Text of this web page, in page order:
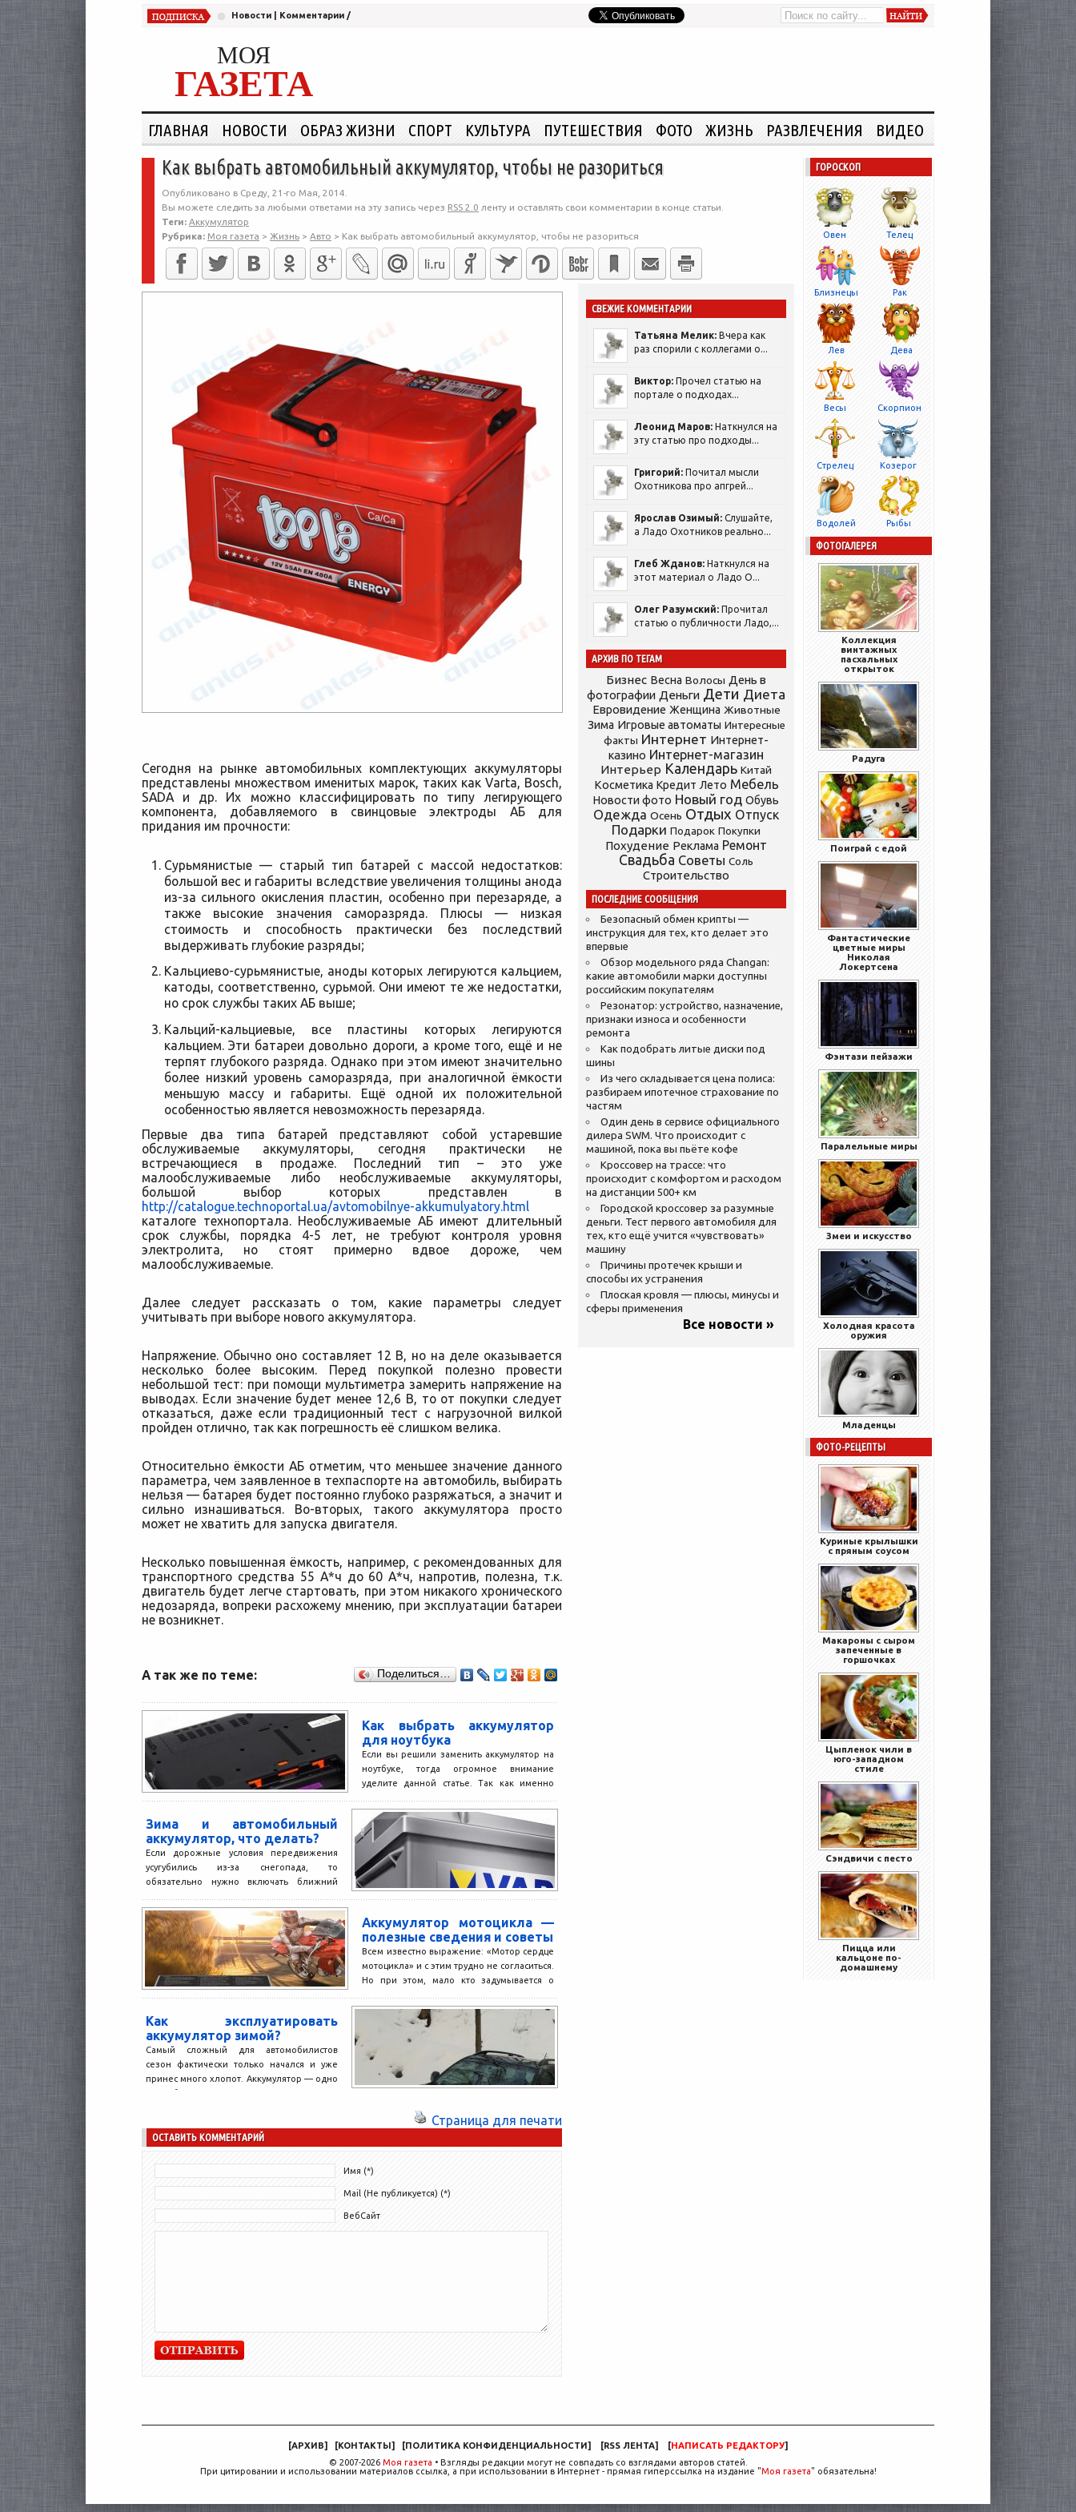
Новости Комментарии /
МОЯ
ГАЗЕТА
ГЛАВНАЯ НОВОСТИ ОБРАЗ ЖИЗНИ СПОРТ КУЛЬТУРА ПУТЕШЕСТВИЯ ФОТО ЖИЗНЬ РАЗВЛЕЧЕНИЯ ВИДЕО
Как выбрать автомобильный аккумулятор, чтобы не разориться
Опубликовано в Среду, 21-го Мая, 2014.
Вы можете следить за любыми ответами на эту запись через RSS 2.0 ленту и оставлять свои комментарии в конце статьи.
Теги: Аккумулятор
Рубрика: Моя газета > Жизнь > Авто > Как выбрать автомобильный аккумулятор, чтобы не разориться
Сегодня на рынке автомобильных комплектующих аккумуляторы
представлены множеством именитых марок, таких как Varta, Bosch,
SADA и др. Их можно классифицировать по типу легирующего
компонента, добавляемого в свинцовые электроды АБ для
придания им прочности:
Сурьмянистые — старый тип батарей с массой недостатков:
большой вес и габариты вследствие увеличения толщины анода
из-за сильного окисления пластин, особенно при перезаряде, а
также высокие значения саморазряда. Плюсы — низкая
стоимость и способность практически без последствий
выдерживать глубокие разряды;
Кальциево-сурьмянистые, аноды которых легируются кальцием,
катоды, соответственно, сурьмой. Они имеют те же недостатки,
но срок службы таких АБ выше;
Кальций-кальциевые, все пластины которых легируются
кальцием. Эти батареи довольно дороги, а кроме того, ещё и не
терпят глубокого разряда. Однако при этом имеют значительно
более низкий уровень саморазряда, при аналогичной ёмкости
меньшую массу и габариты. Ещё одной их положительной
особенностью является невозможность перезаряда.
Первые два типа батарей представляют собой устаревшие
обслуживаемые аккумуляторы, сегодня практически не
встречающиеся в продаже. Последний тип – это уже
малообслуживаемые либо необслуживаемые аккумуляторы,
большой выбор которых представлен в
http://catalogue.technoportal.ua/avtomobilnye-akkumulyatory.html
каталоге технопортала. Необслуживаемые АБ имеют длительный
срок службы, порядка 4-5 лет, не требуют контроля уровня
электролита, но стоят примерно вдвое дороже, чем
малообслуживаемые.
Далее следует рассказать о том, какие параметры следует
учитывать при выборе нового аккумулятора.
Напряжение. Обычно оно составляет 12 В, но на деле оказывается
несколько более высоким. Перед покупкой полезно провести
небольшой тест: при помощи мультиметра замерить напряжение на
выводах. Если значение будет менее 12,6 В, то от покупки следует
отказаться, даже если традиционный тест с нагрузочной вилкой
пройден отлично, так как погрешность её слишком велика.
Относительно ёмкости АБ отметим, что меньшее значение данного
параметра, чем заявленное в техпаспорте на автомобиль, выбирать
нельзя — батарея будет постоянно глубоко разряжаться, а значит и
сильно изнашиваться. Во-вторых, такого аккумулятора просто
может не хватить для запуска двигателя.
Несколько повышенная ёмкость, например, с рекомендованных для
транспортного средства 55 А*ч до 60 А*ч, напротив, полезна, т.к.
двигатель будет легче стартовать, при этом никакого хронического
недозаряда, вопреки расхожему мнению, при эксплуатации батареи
не возникнет.
А так же по теме: Поделиться…
Как выбрать аккумулятор
для ноутбука
Если вы решили заменить аккумулятор на
ноутбуке, тогда огромное внимание
уделите данной статье. Так как именно
Зима и автомобильный
аккумулятор, что делать?
Если дорожные условия передвижения
усугубились из-за снегопада, то
обязательно нужно включать ближний
Нужно быть ответственным,...
Аккумулятор мотоцикла —
полезные сведения и советы
Всем известно выражение: «Мотор сердце
мотоцикла» и с этим трудно не согласиться.
Но при этом, мало кто задумывается о
Как эксплуатировать
аккумулятор зимой?
Самый сложный для автомобилистов
сезон фактически только начался и уже
принес много хлопот. Аккумулятор — одно
из слабых мест в...
Страница для печати
ОСТАВИТЬ КОММЕНТАРИЙ
Имя (*)
Mail (Не публикуется) (*)
ВебСайт
СВЕЖИЕ КОММЕНТАРИИ
Татьяна Мелик: Вчера как
раз спорили с коллегами о...
Виктор: Прочел статью на
портале о подходах...
Леонид Маров: Наткнулся на
эту статью про подходы...
Григорий: Почитал мысли
Охотникова про апгрей...
Ярослав Озимый: Слушайте,
а Ладо Охотников реально...
Глеб Жданов: Наткнулся на
этот материал о Ладо О...
Олег Разумский: Прочитал
статью о публичности Ладо,...
АРХИВ ПО ТЕГАМ
Бизнес Весна Волосы День в
фотографии Деньги Дети Диета
Евровидение Женщина Животные
Зима Игровые автоматы Интересные
факты Интернет Интернет-
казино Интернет-магазин
Интерьер Календарь Китай
Косметика Кредит Лето Мебель
Новости фото Новый год Обувь
Одежда Осень Отдых Отпуск
Подарки Подарок Покупки
Похудение Реклама Ремонт
Свадьба Советы Соль
Строительство
ПОСЛЕДНИЕ СООБЩЕНИЯ
Безопасный обмен крипты —
инструкция для тех, кто делает это
впервые
Обзор модельного ряда Changan:
какие автомобили марки доступны
российским покупателям
Резонатор: устройство, назначение,
признаки износа и особенности
ремонта
Как подобрать литые диски под
шины
Из чего складывается цена полиса:
разбираем ипотечное страхование по
частям
Один день в сервисе официального
дилера SWM. Что происходит с
машиной, пока вы пьёте кофе
Кроссовер на трассе: что
происходит с комфортом и расходом
на дистанции 500+ км
Городской кроссовер за разумные
деньги. Тест первого автомобиля для
тех, кто ещё учится «чувствовать»
машину
Причины протечек крыши и
способы их устранения
Плоская кровля — плюсы, минусы и
сферы применения
Все новости »
ГОРОСКОП
Овен Телец
Близнецы Рак
Лев Дева
Весы Скорпион
Стрелец Козерог
Водолей Рыбы
ФОТОГАЛЕРЕЯ
Коллекция
винтажных
пасхальных
открыток
Радуга
Поиграй с едой
Фантастические
цветные миры
Николая
Локертсена
Фэнтази пейзажи
Паралельные миры
Змеи и искусство
Холодная красота
оружия
Младенцы
ФОТО-РЕЦЕПТЫ
Куриные крылышки
с пряным соусом
Макароны с сыром
запеченные в
горшочках
Цыпленок чили в
юго-западном
стиле
Сэндвичи с песто
Пицца или
кальцоне по-
домашнему
[АРХИВ] [КОНТАКТЫ] [ПОЛИТИКА КОНФИДЕНЦИАЛЬНОСТИ] [RSS ЛЕНТА] [НАПИСАТЬ РЕДАКТОРУ]
© 2007-2026 Моя газета • Взгляды редакции могут не совпадать со взглядами авторов статей.
При цитировании и использовании материалов ссылка, а при использовании в Интернет - прямая гиперссылка на издание "Моя газета" обязательна!